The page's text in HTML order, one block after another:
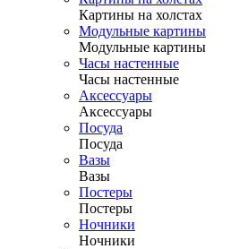
Картины на холстах
Модульные картины
Модульные картины
Часы настенные
Часы настенные
Аксессуары
Аксессуары
Посуда
Посуда
Вазы
Вазы
Постеры
Постеры
Ночники
Ночники